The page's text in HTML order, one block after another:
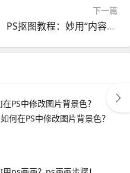
下一篇
PS抠图教程：妙用“内容识别”工具，快速、高效、精准抠图
如何在PS中修改图片背景色？